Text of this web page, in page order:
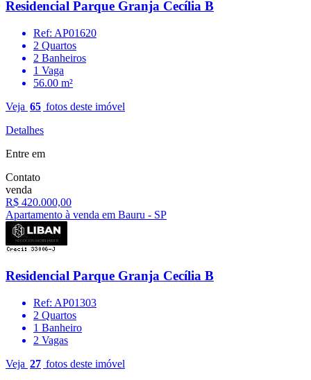
Residencial Parque Granja Cecília B
Ref: AP01620
2 Quartos
2 Banheiros
1 Vaga
56.00 m²
Veja 65 fotos deste imóvel
Detalhes
Entre em
Contato
venda
R$ 420.000,00
Apartamento à venda em Bauru - SP
Residencial Parque Granja Cecília B
Ref: AP01303
2 Quartos
1 Banheiro
2 Vagas
Veja 27 fotos deste imóvel